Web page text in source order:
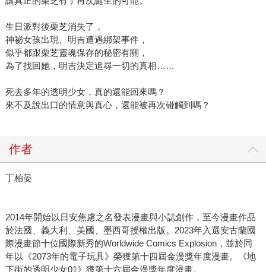
生日派對後栗芝消失了，
神祕女孩出現、明吉遭遇綁架事件，
似乎都跟栗芝靈魂保存的秘密有關，
為了找回她，明吉決定追尋一切的真相……
死去多年的透明少女，真的還能回來嗎？
來不及說出口的情意與真心，還能被再次碰觸到嗎？
作者
丁柏晏
2014年開始以日安焦慮之名發表漫畫與小誌創作，至今漫畫作品
於法國、義大利、美國、墨西哥授權出版。2023年入選安古蘭國
際漫畫節十位國際新秀的Worldwide Comics Explosion，並於同
年以《2073年的電子玩具》榮獲第十四屆金漫獎年度漫畫。《地
下街的透明少女01》獲第十六屆金漫獎年度漫畫。